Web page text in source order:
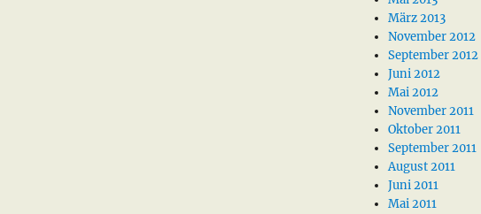
März 2013
November 2012
September 2012
Juni 2012
Mai 2012
November 2011
Oktober 2011
September 2011
August 2011
Juni 2011
Mai 2011